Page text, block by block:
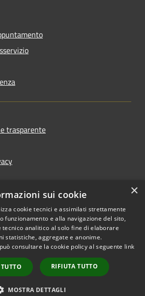
trasparente
accessibilità
Copyright © 2026 • Comune di
Municipium•
Accesso
redazione
×
sui cookie
cookie tecnici e assimilati strettamente
funzionamento e alla navigazione del sito,
tecnico analitico al solo fine di elaborare
statistiche, aggregate e anonime.
consultare la cookie policy al seguente link
RIFIUTA TUTTO
MOSTRA DETTAGLI